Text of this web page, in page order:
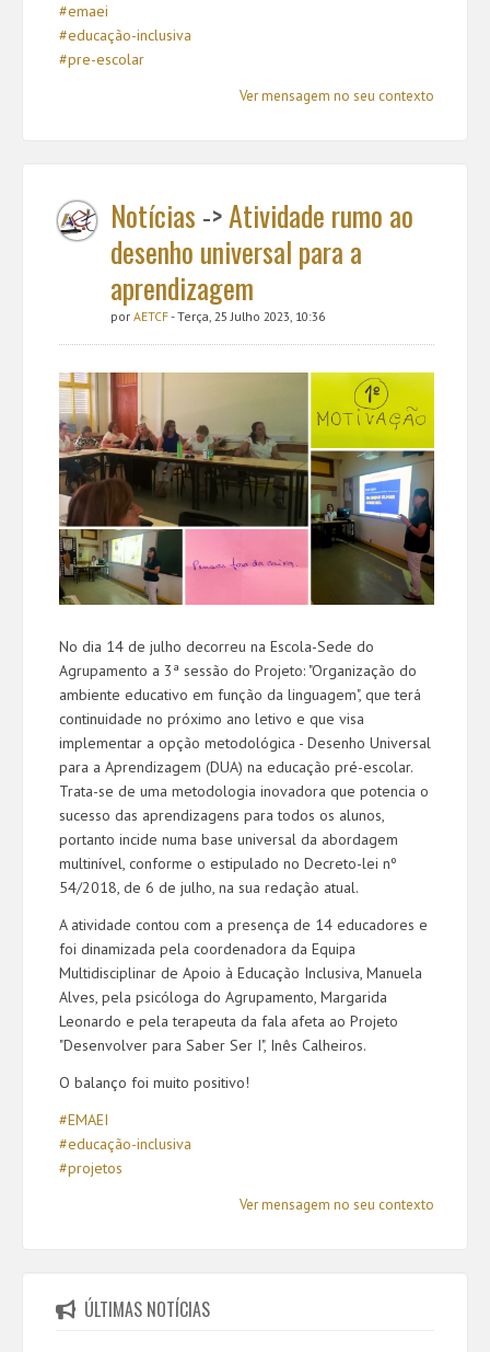
#emaei
#educação-inclusiva
#pre-escolar
Ver mensagem no seu contexto
Notícias ->Atividade rumo ao
desenho universal para a
aprendizagem
por AETCF- Terça, 25 Julho 2023, 10:36
No dia 14 de julho decorreu na Escola-Sede do
Agrupamento a 3ª sessão do Projeto: "Organização do
ambiente educativo em função da linguagem", que terá
continuidade no próximo ano letivo e que visa
implementar a opção metodológica - Desenho Universal
para a Aprendizagem (DUA) na educação pré-escolar.
Trata-se de uma metodologia inovadora que potencia o
sucesso das aprendizagens para todos os alunos,
portanto incide numa base universal da abordagem
multinível, conforme o estipulado no Decreto-lei nº
54/2018, de 6 de julho, na sua redação atual.
A atividade contou com a presença de 14 educadores e
foi dinamizada pela coordenadora da Equipa
Multidisciplinar de Apoio à Educação Inclusiva, Manuela
Alves, pela psicóloga do Agrupamento, Margarida
Leonardo e pela terapeuta da fala afeta ao Projeto
"Desenvolver para Saber Ser I", Inês Calheiros.
O balanço foi muito positivo!
#EMAEI
#educação-inclusiva
#projetos
Ver mensagem no seu contexto
ÚLTIMAS NOTÍCIAS